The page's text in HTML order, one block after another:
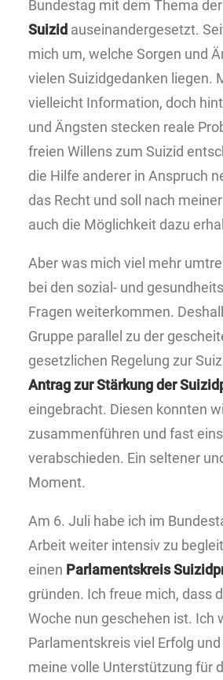
Bundestag mit dem Thema der
Suizid auseinandergesetzt.
mich um, welche Sorgen und
vielen Suizidgedanken liegen.
vielleicht Information, doch
und Ängsten stecken reale
freien Willens zum Suizid
die Hilfe anderer in Anspruch
das Recht und soll nach
auch die Möglichkeit dazu
Aber was mich viel mehr
bei den sozial- und
Fragen weiterkommen.
Gruppe parallel zu der
gesetzlichen Regelung zur
Antrag zur Stärkung der
eingebracht. Diesen konnten
zusammenführen und fast
verabschieden. Ein seltener
Moment.
Am 6. Juli habe ich im
Arbeit weiter intensiv zu
einen Parlamentskreis
gründen. Ich freue mich, dass
Woche nun geschehen ist. Ich
Parlamentskreis viel Erfolg
meine volle Unterstützung für